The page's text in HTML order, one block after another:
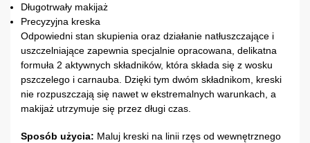
Długotrwały makijaż
Precyzyjna kreska
Odpowiedni stan skupienia oraz działanie natłuszczające i
uszczelniające zapewnia specjalnie opracowana, delikatna
formuła 2 aktywnych składników, która składa się z wosku
pszczelego i carnauba. Dzięki tym dwóm składnikom, kreski
nie rozpuszczają się nawet w ekstremalnych warunkach, a
makijaż utrzymuje się przez długi czas.
Sposób użycia: Maluj kreski na linii rzęs od wewnętrznego